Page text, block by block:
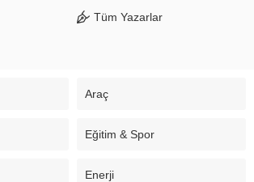
Tüm Yazarlar
Araç
Eğitim & Spor
Enerji